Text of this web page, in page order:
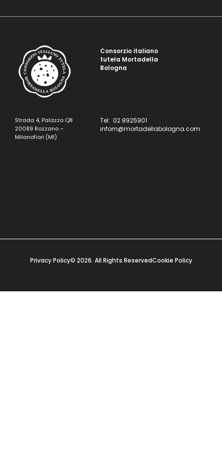
Consorzio italiano
tutela Mortadella
Bologna
Strada 4, Palazzo Q8
20089 Rozzano –
Milanofiori (MI)
Tel: 02 8925901
infom@mortadellabologna.com
Privacy Policy© 2026. All Rights ReservedCookie Policy